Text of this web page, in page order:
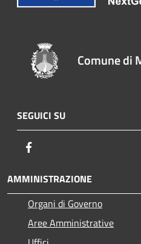
Comune di
SEGUICI SU
AMMINISTRAZIONE
Organi di Governo
Aree Amministrative